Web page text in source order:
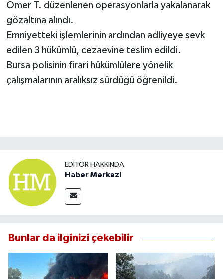
Ömer T. düzenlenen operasyonlarla yakalanarak
gözaltına alındı.
Emniyetteki işlemlerinin ardından adliyeye sevk
edilen 3 hükümlü, cezaevine teslim edildi.
Bursa polisinin firari hükümlülere yönelik
çalışmalarının aralıksız sürdüğü öğrenildi.
EDITÖR HAKKINDA
Haber Merkezi
Bunlar da ilginizi çekebilir